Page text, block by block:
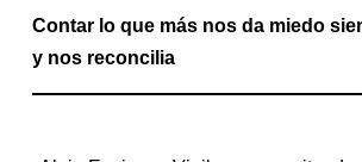
Contar lo que más nos da miedo
y nos reconcilia